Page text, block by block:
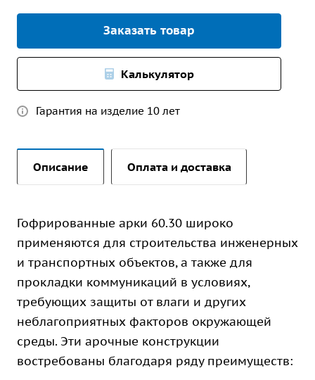
Заказать товар
Калькулятор
Гарантия на изделие 10 лет
Описание Оплата и доставка
Гофрированные арки 60.30 широко
применяются для строительства инженерных
и транспортных объектов, а также для
прокладки коммуникаций в условиях,
требующих защиты от влаги и других
неблагоприятных факторов окружающей
среды. Эти арочные конструкции
востребованы благодаря ряду преимуществ: